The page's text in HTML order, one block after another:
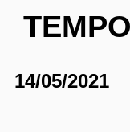
14/05/2021